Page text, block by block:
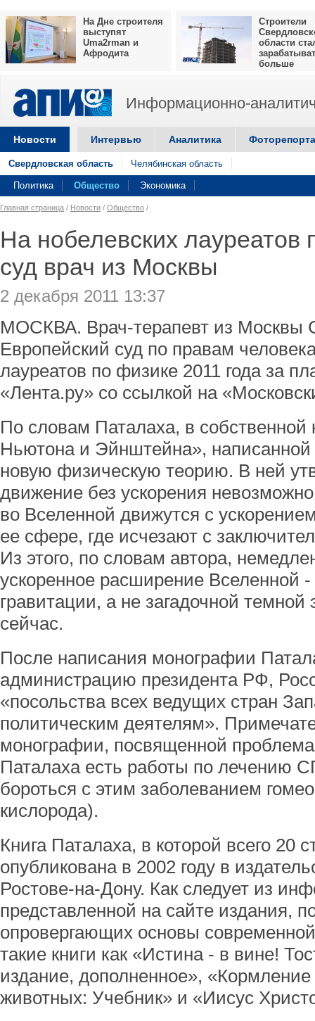
На Дне строителя
выступят
Uma2rman и
Афродита
Строители
области
больше
Информационно-
Новости Интервью Аналитика
Свердловская область Челябинская область
Политика Общество Экономика
Главная страница / Новости / Общество /
На нобелевских лауреатов
суд врач из Москвы
2 декабря 2011 13:37
МОСКВА. Врач-терапевт из Москвы
Европейский суд по правам
лауреатов по физике 2011 года за
«Лента.ру» со ссылкой на
По словам Паталаха, в собственной
Ньютона и Эйнштейна», написанной
новую физическую теорию. В ней
движение без ускорения
во Вселенной движутся с
ее сфере, где исчезают с
Из этого, по словам автора,
ускоренное расширение Вселенной -
гравитации, а не загадочной темной
сейчас.
После написания монографии
администрацию президента РФ,
«посольства всех ведущих стран
политическим деятелям».
монографии, посвященной
Паталаха есть работы по лечению
бороться с этим заболеванием
кислорода).
Книга Паталаха, в которой всего 20
опубликована в 2002 году в
Ростове-на-Дону. Как следует из
представленной на сайте издания,
опровергающих основы
такие книги как «Истина - в вине!
издание, дополненное», «Кормление
животных: Учебник» и «Иисус